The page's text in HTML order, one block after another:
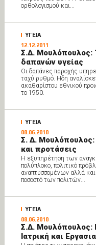
ορθολογισμού και...
ΥΓΕΙΑ
12.12.2011
Σ.Δ. Μουλόπουλος:
δαπανών υγείας
Οι δαπάνες παροχής
ταχύ ρυθμό. Ηδη
ακαθαρίστου εθνικού
το 1950.
ΥΓΕΙΑ
08.06.2010
Σ. Δ. Μουλόπουλος:
και προτάσεις
Η εξυπηρέτηση των
πολύπλοκο, πολιτικό
αναπτυσσομένων αλλά
ποσοστό των πολιτών...
ΥΓΕΙΑ
08.06.2010
Σ.Δ. Μουλόπουλος:
Ιατρική και